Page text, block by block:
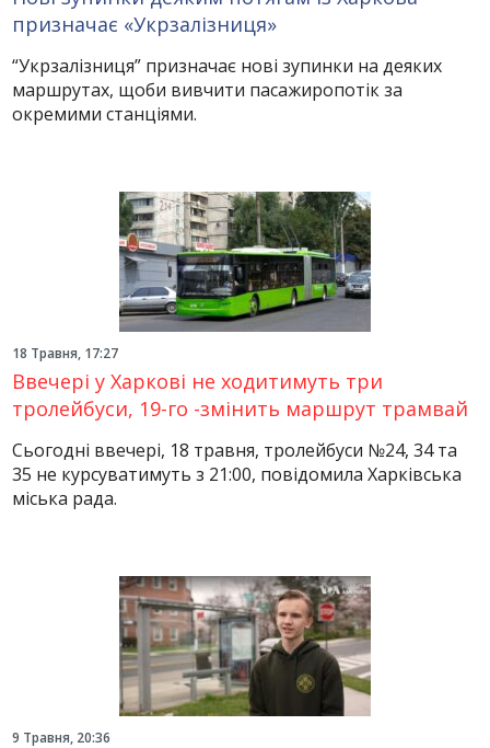
призначає «Укрзалізниця»
“Укрзалізниця” призначає нові зупинки на деяких
маршрутах, щоби вивчити пасажиропотік за
окремими станціями.
18 Травня, 17:27
Ввечері у Харкові не ходитимуть три
тролейбуси, 19-го -змінить маршрут трамвай
Сьогодні ввечері, 18 травня, тролейбуси №24, 34 та
35 не курсуватимуть з 21:00, повідомила Харківська
міська рада.
9 Травня, 20:36